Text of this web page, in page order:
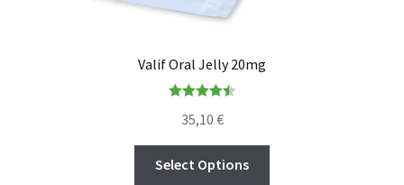
Valif Oral Jelly 20mg
out of 5
35,10 €
Select Options